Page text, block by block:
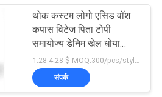
स्नैपबैक हैट्स
थोक कस्टम लोगो एसिड वॉश
कपास विंटेज पिता टोपी
समायोज्य डेनिम खेल धोया
काला बेसबॉल टोपी
संपर्क